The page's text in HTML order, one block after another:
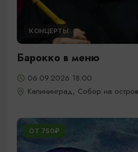
КОНЦЕРТЫ
Барокко в меню
06.09.2026 18:00
Калининград, Собор на
ОТ 750₽